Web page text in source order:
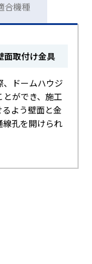
合機種
面取付け金具
、ドームハウジ
ができ、施工
よう壁面と金
孔を開けられ